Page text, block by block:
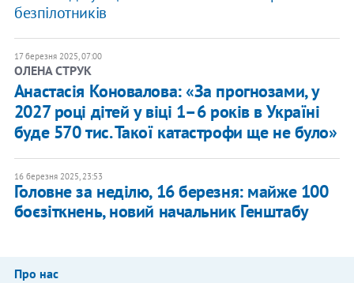
безпілотників
17 березня 2025, 07:00
ОЛЕНА СТРУК
Анастасія Коновалова: «За прогнозами, у
2027 році дітей у віці 1–6 років в Україні
буде 570 тис. Такої катастрофи ще не було»
16 березня 2025, 23:53
Головне за неділю, 16 березня: майже 100
боєзіткнень, новий начальник Генштабу
Про нас